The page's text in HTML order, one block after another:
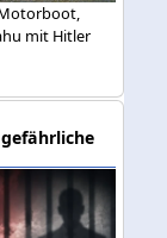
mit Hitler